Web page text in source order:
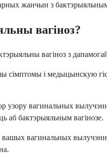
жанчын з
вагіноз?
вагіноз з
і медыцынскую
вагинальных
аб бактэрыяльным вагінозе.
вагинальных